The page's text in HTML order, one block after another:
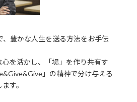
豊かな人生を送る方法をお手伝
を活かし、「場」を作り共有す
」の精神で分け与える
す。